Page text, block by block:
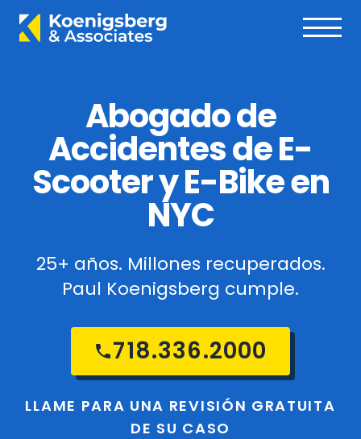
Abogado de
Accidentes de E-
Scooter y E-Bike en
NYC
25+ años. Millones recuperados.
Paul Koenigsberg cumple.
718.336.2000
LLAME PARA UNA REVISIÓN GRATUITA
DE SU CASO